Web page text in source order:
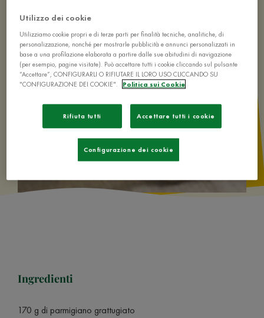
Ingredienti
170 g di parmigiano grattugiato
Utilizzo dei cookie
Utilizziamo cookie propri e di terze parti per finalità tecniche, analitiche, di
personalizzazione, nonché per mostrarle pubblicità e annunci personalizzati in
base a una profilazione elaborata a partire dalle sue abitudini di navigazione
(per esempio, pagine visitate). Può accettare tutti i cookie cliccando sul pulsante
“Accettare”, CONFIGURARLI O RIFIUTARE IL LORO USO CLICCANDO SU
"CONFIGURAZIONE DEI COOKIE".
Politica sui Cookie
Rifiuta tutti Accettare tutti i cookie
Configurazione dei cookie